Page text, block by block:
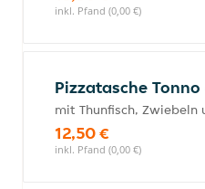
inkl. Pfand (0,00 €)
Pizzatasche Tonno
mit Thunfisch, Zwiebeln
12,50 €
inkl. Pfand (0,00 €)